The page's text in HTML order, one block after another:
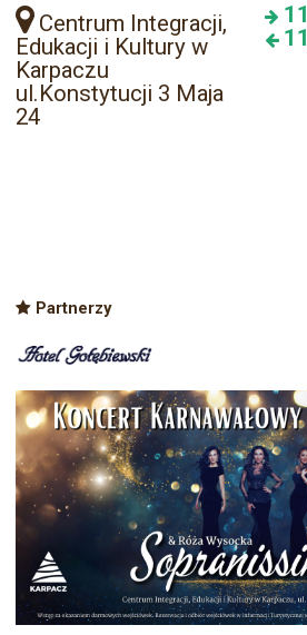
Centrum Integracji,
Edukacji i Kultury w
Karpaczu
ul.Konstytucji 3 Maja
24
11
11
Partnerzy